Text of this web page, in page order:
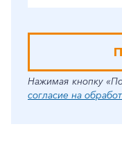
Нажимая кнопку
согласие на